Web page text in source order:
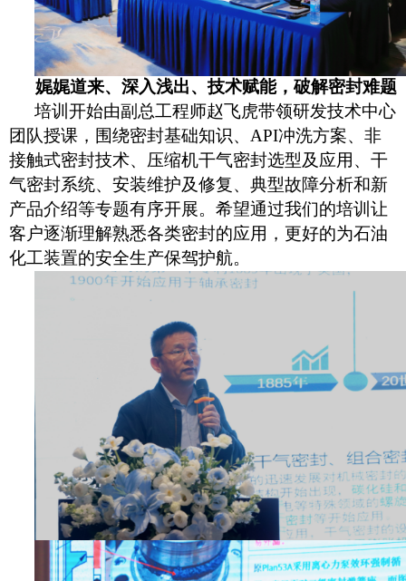
娓娓道来、深入浅出、技术赋能，破解密封难题
培训开始由副总工程师赵飞虎带领研发技术中心
团队授课， 围绕密封基础知识、 API冲洗方案、非
接触式密封技术、压缩机干气密封选型及应用、干
气密封系统、安装维护及修复、典型故障分析和新
产品介绍等专题有序开展。希望通过我们的培训让
客户逐渐理解熟悉各类密封的应用，更好的为石油
化工装置的安全生产保驾护航。